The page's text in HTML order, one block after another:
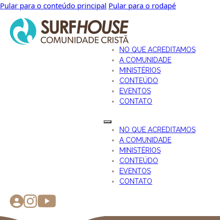
Pular para o conteúdo principal Pular para o rodapé
NO QUE ACREDITAMOS
A COMUNIDADE
MINISTÉRIOS
CONTEÚDO
EVENTOS
CONTATO
NO QUE ACREDITAMOS
A COMUNIDADE
MINISTÉRIOS
CONTEÚDO
EVENTOS
CONTATO